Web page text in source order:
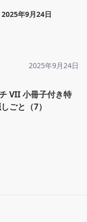
2025年9月24日
2025年9月24日
VII 小冊子付き特
ごと（7）